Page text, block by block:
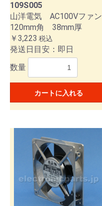
109S005
山洋電気 AC100Vファン
120mm角 38mm厚
￥3,223 税込
発送日目安：即日
数量
カートに入れる